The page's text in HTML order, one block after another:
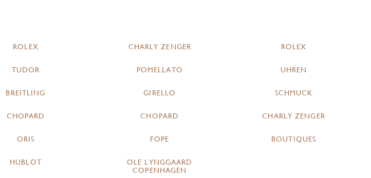
ROLEX
TUDOR
BREITLING
CHOPARD
ORIS
HUBLOT
CHARLY ZENGER
POMELLATO
GIRELLO
CHOPARD
FOPE
OLE LYNGGAARD
COPENHAGEN
ROLEX
UHREN
SCHMUCK
CHARLY ZENGER
BOUTIQUES